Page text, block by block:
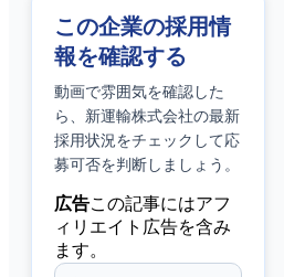
この企業の採用情
報を確認する
動画で雰囲気を確認した
ら、 新運輸株式会社の最新
採用状況をチェックして応
募可否を判断しましょう。
広告この記事にはアフ
ィリエイト広告を含み
ます。